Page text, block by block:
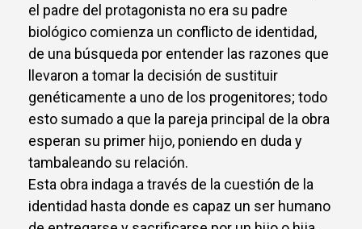
el padre del protagonista no era su padre
biológico comienza un conflicto de identidad,
de una búsqueda por entender las razones que
llevaron a tomar la decisión de sustituir
genéticamente a uno de los progenitores; todo
esto sumado a que la pareja principal de la obra
esperan su primer hijo, poniendo en duda y
tambaleando su relación.
Esta obra indaga a través de la cuestión de la
identidad hasta donde es capaz un ser humano